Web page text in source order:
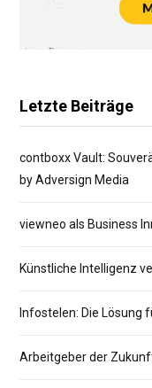
Letzte Beiträge
contboxx Vault:
by Adversign Media
viewneo als Business
Künstliche Intelligenz
Infostelen: Die Lösung
Arbeitgeber der